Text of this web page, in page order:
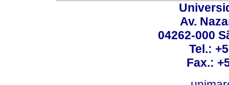
Av.
04262-000
Tel.:
Fax.: